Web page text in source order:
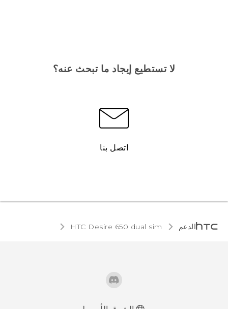
لا تستطيع إيجاد ما تبحث عنه؟
اتصل بنا
الدعم HTC Desire 650 dual sim‎